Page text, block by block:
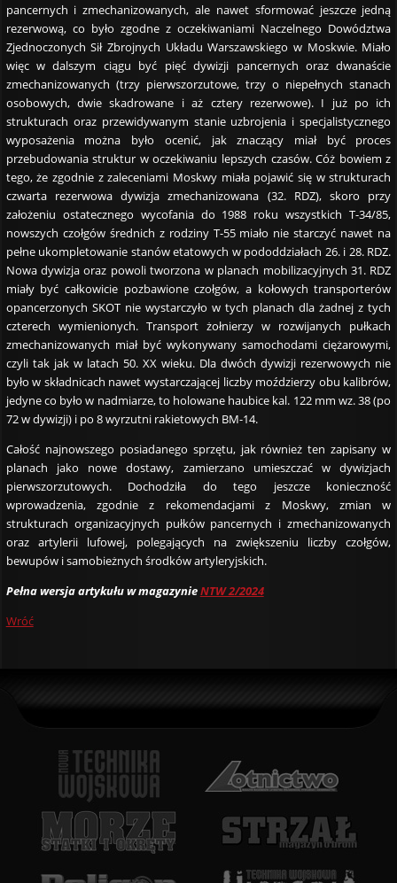
pancernych i zmechanizowanych, ale nawet sformować jeszcze jedną
rezerwową, co było zgodne z oczekiwaniami Naczelnego Dowództwa
Zjednoczonych Sił Zbrojnych Układu Warszawskiego w Moskwie. Miało
więc w dalszym ciągu być pięć dywizji pancernych oraz dwanaście
zmechanizowanych (trzy pierwszorzutowe, trzy o niepełnych stanach
osobowych, dwie skadrowane i aż cztery rezerwowe). I już po ich
strukturach oraz przewidywanym stanie uzbrojenia i specjalistycznego
wyposażenia można było ocenić, jak znaczący miał być proces
przebudowania struktur w oczekiwaniu lepszych czasów. Cóż bowiem z
tego, że zgodnie z zaleceniami Moskwy miała pojawić się w strukturach
czwarta rezerwowa dywizja zmechanizowana (32. RDZ), skoro przy
założeniu ostatecznego wycofania do 1988 roku wszystkich T-34/85,
nowszych czołgów średnich z rodziny T-55 miało nie starczyć nawet na
pełne ukompletowanie stanów etatowych w pododdziałach 26. i 28. RDZ.
Nowa dywizja oraz powoli tworzona w planach mobilizacyjnych 31. RDZ
miały być całkowicie pozbawione czołgów, a kołowych transporterów
opancerzonych SKOT nie wystarczyło w tych planach dla żadnej z tych
czterech wymienionych. Transport żołnierzy w rozwijanych pułkach
zmechanizowanych miał być wykonywany samochodami ciężarowymi,
czyli tak jak w latach 50. XX wieku. Dla dwóch dywizji rezerwowych nie
było w składnicach nawet wystarczającej liczby moździerzy obu kalibrów,
jedyne co było w nadmiarze, to holowane haubice kal. 122 mm wz. 38 (po
72 w dywizji) i po 8 wyrzutni rakietowych BM-14.
Całość najnowszego posiadanego sprzętu, jak również ten zapisany w
planach jako nowe dostawy, zamierzano umieszczać w dywizjach
pierwszorzutowych. Dochodziła do tego jeszcze konieczność
wprowadzenia, zgodnie z rekomendacjami z Moskwy, zmian w
strukturach organizacyjnych pułków pancernych i zmechanizowanych
oraz artylerii lufowej, polegających na zwiększeniu liczby czołgów,
bewupów i samobieżnych środków artyleryjskich.
Pełna wersja artykułu w magazynieNTW 2/2024
Wróć